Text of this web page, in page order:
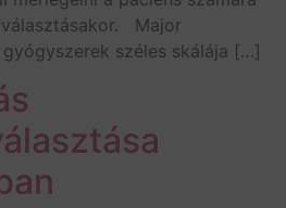
Major
széles skálája […]